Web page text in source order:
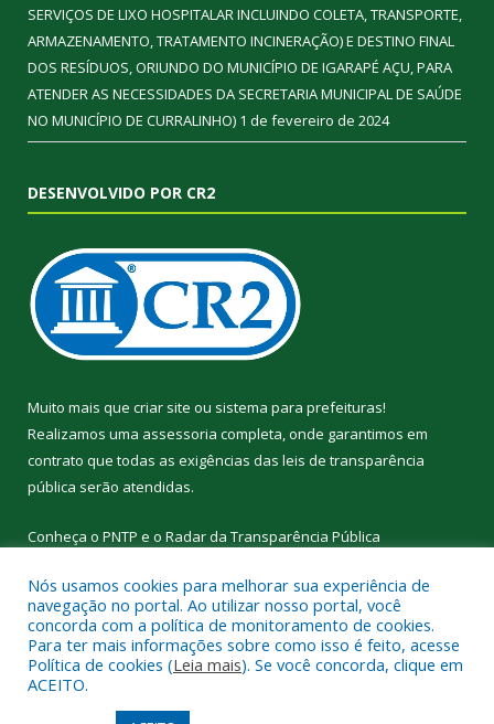
SERVIÇOS DE LIXO HOSPITALAR INCLUINDO COLETA, TRANSPORTE,
ARMAZENAMENTO, TRATAMENTO INCINERAÇÃO) E DESTINO FINAL
DOS RESÍDUOS, ORIUNDO DO MUNICÍPIO DE IGARAPÉ AÇU, PARA
ATENDER AS NECESSIDADES DA SECRETARIA MUNICIPAL DE SAÚDE
NO MUNICÍPIO DE CURRALINHO) 1 de fevereiro de 2024
DESENVOLVIDO POR CR2
Muito mais que criar site ou sistema para prefeituras!
Realizamos uma assessoria completa, onde garantimos em
contrato que todas as exigências das leis de transparência
pública serão atendidas.
Conheça o PNTP e o Radar da Transparência Pública
Todos os direitos reservados a Prefeitura Municipal de
Curralinho.
Nós usamos cookies para melhorar sua experiência de
navegação no portal. Ao utilizar nosso portal, você
concorda com a política de monitoramento de cookies.
Para ter mais informações sobre como isso é feito, acesse
Política de cookies (Leia mais). Se você concorda, clique em
ACEITO.